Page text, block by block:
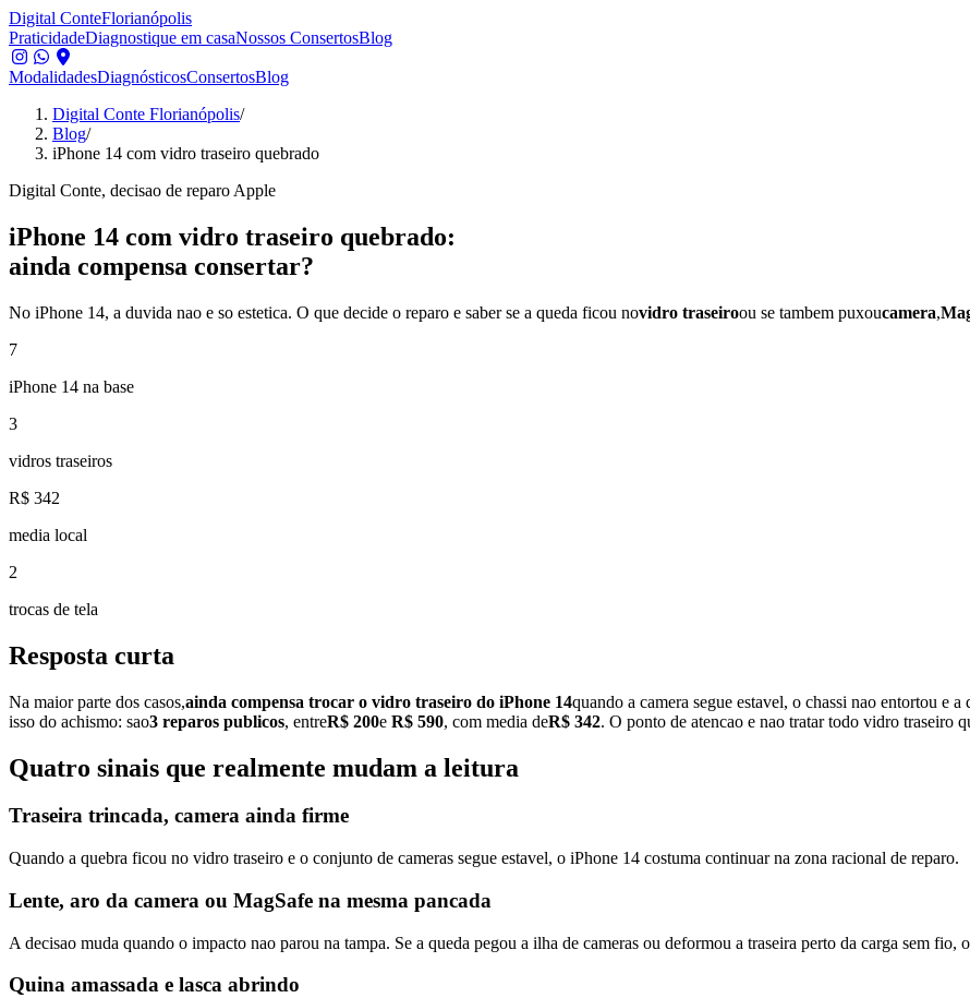
Digital ConteFlorianópolis
PraticidadeDiagnostique em casaNossos ConsertosBlog
ModalidadesDiagnósticosConsertosBlog
Digital Conte Florianópolis/
Blog/
iPhone 14 com vidro traseiro quebrado
Digital Conte, decisao de reparo Apple
iPhone 14 com vidro traseiro quebrado:
ainda compensa consertar?
No iPhone 14, a duvida nao e so estetica. O que decide o reparo e saber se a queda ficou novidro traseiroou se tambem puxoucamera,
7
iPhone 14 na base
3
vidros traseiros
R$ 342
media local
2
trocas de tela
Resposta curta
Na maior parte dos casos,ainda compensa trocar o vidro traseiro do iPhone 14quando a camera segue estavel, o chassi nao entortou e
isso do achismo: sao3 reparos publicos, entreR$ 200e R$ 590, com media deR$ 342. O ponto de atencao e nao tratar todo vidro traseiro
Quatro sinais que realmente mudam a leitura
Traseira trincada, camera ainda firme
Quando a quebra ficou no vidro traseiro e o conjunto de cameras segue estavel, o iPhone 14 costuma continuar na zona racional de reparo.
Lente, aro da camera ou MagSafe na mesma pancada
A decisao muda quando o impacto nao parou na tampa. Se a queda pegou a ilha de cameras ou deformou a traseira perto da carga sem fio,
Quina amassada e lasca abrindo